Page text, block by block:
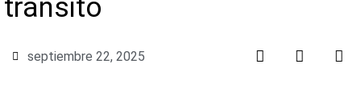
tránsito
septiembre 22, 2025